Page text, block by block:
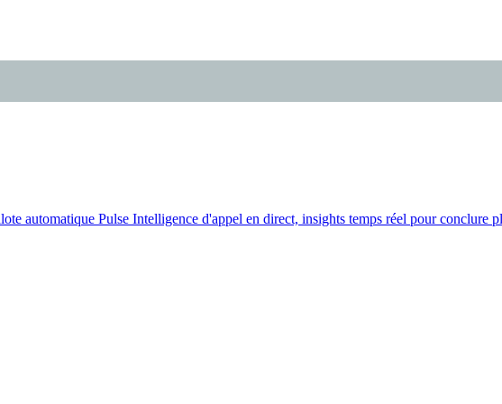
automatique Pulse Intelligence d'appel en direct, insights temps réel pour conclure